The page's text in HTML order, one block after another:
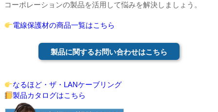
コーポレーションの製品を活用して悩みを解決しましょう。
電線保護材の商品一覧はこちら
製品に関するお問い合わせはこちら
なるほど・ザ・LANケーブリング
製品カタログはこちら